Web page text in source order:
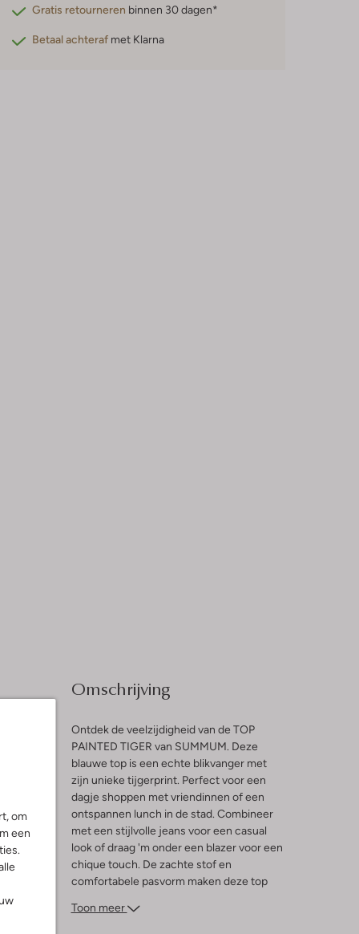
om
een
Gratis retourneren binnen 30 dagen*
Betaal achteraf met Klarna
Omschrijving
Ontdek de veelzijdigheid van de TOP
PAINTED TIGER van SUMMUM. Deze
blauwe top is een echte blikvanger met
zijn unieke tijgerprint. Perfect voor een
dagje shoppen met vriendinnen of een
ontspannen lunch in de stad. Combineer
met een stijlvolle jeans voor een casual
look of draag 'm onder een blazer voor een
chique touch. De zachte stof en
comfortabele pasvorm maken deze top
inspireren door de speelse print en voeg
Toon meer